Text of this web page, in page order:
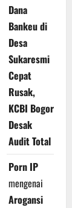
Dana
Bankeu di
Desa
Sukaresmi
Cepat
Rusak,
KCBI Bogor
Desak
Audit Total
Porn IP
mengenai
Arogansi